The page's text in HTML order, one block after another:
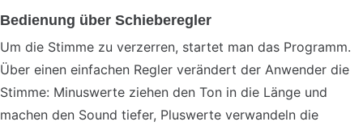
Bedienung über Schieberegler
Um die Stimme zu verzerren, startet man das Programm.
Über einen einfachen Regler verändert der Anwender die
Stimme: Minuswerte ziehen den Ton in die Länge und
machen den Sound tiefer, Pluswerte verwandeln die